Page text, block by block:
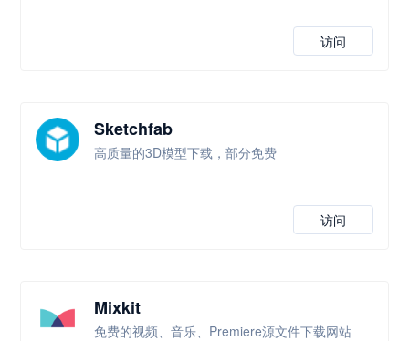
访问
Sketchfab
高质量的3D模型下载，部分免费
访问
Mixkit
免费的视频、音乐、Premiere源文件下载网站